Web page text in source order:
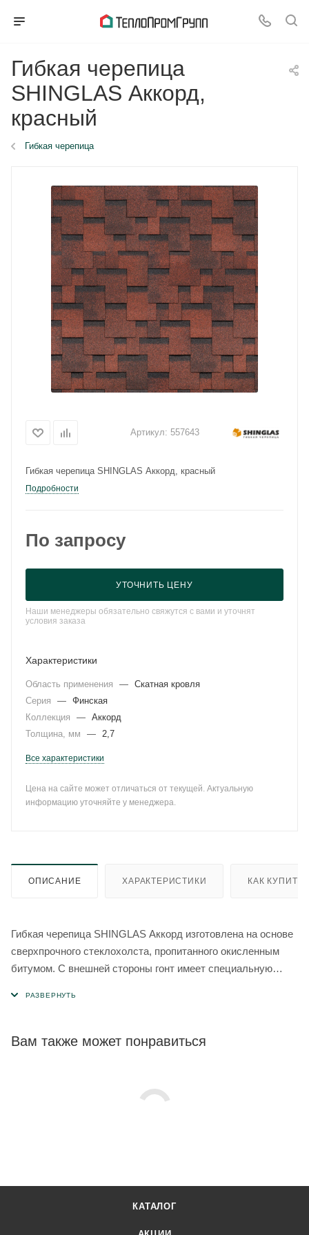
Гибкая черепица
SHINGLAS Аккорд,
красный
Гибкая черепица
Артикул: 557643
Гибкая черепица SHINGLAS Аккорд, красный
Подробности
По запросу
УТОЧНИТЬ ЦЕНУ
Наши менеджеры обязательно свяжутся с вами и уточнят
условия заказа
Характеристики
Область применения — Скатная кровля
Серия
— Финская
Коллекция
— Аккорд
Толщина, мм
— 2,7
Все характеристики
Цена на сайте может отличаться от текущей. Актуальную
информацию уточняйте у менеджера.
ОПИСАНИЕ ХАРАКТЕРИСТИКИ КАК КУПИТЬ
Гибкая черепица SHINGLAS Аккорд изготовлена на основе
сверхпрочного стеклохолста, пропитанного окисленным
битумом. С внешней стороны гонт имеет специальную
Вам также может понравиться
КАТАЛОГ